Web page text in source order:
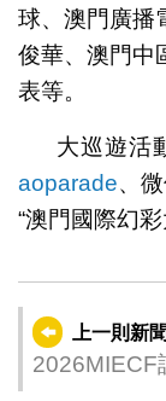
球、澳門廣播
俊華、澳門中
表等。
大巡遊活
aoparade、
“澳門國際幻彩
上一則新聞
2026MIECF